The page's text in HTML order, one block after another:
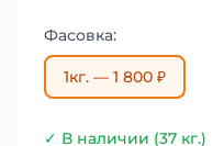
Фасовка:
1кг. — 1 800 ₽
✓ В наличии (37 кг.)